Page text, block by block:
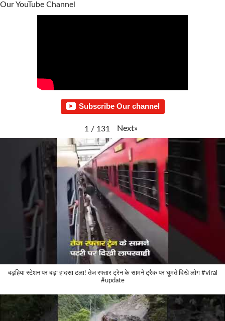
Our YouTube Channel
Subscribe Our channel
1 / 131 Next»
बड़हिया स्टेशन पर बड़ा हादसा टला! तेज रफ्तार ट्रेन के सामने ट्रैक पर घूमते दिखे लोग #viral
#update